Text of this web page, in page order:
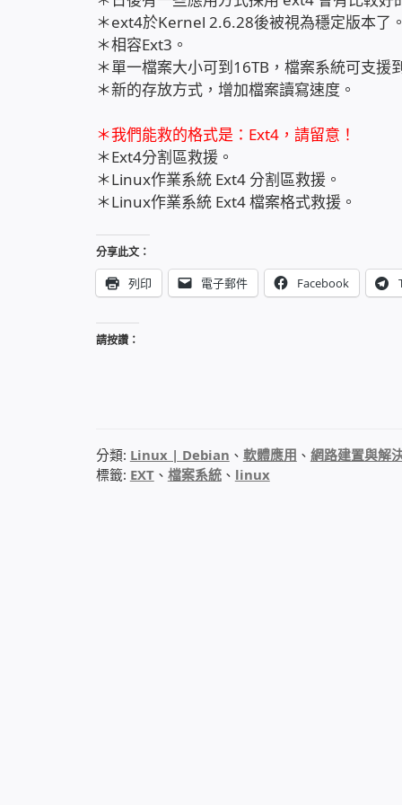
＊ext4於Kernel 2.6.28後被視為穩定版本了。
＊相容Ext3。
＊單一檔案大小可到16TB，檔案系統可支援
＊新的存放方式，增加檔案讀寫速度。
＊我們能救的格式是：Ext4，請留意！
＊Ext4分割區救援。
＊Linux作業系統 Ext4 分割區救援。
＊Linux作業系統 Ext4 檔案格式救援。
分享此文：
列印 電子郵件 Facebook
請按讚：
分類: Linux | Debian 、 軟體應用 、 網路建置與解
標籤: EXT、 檔案系統、 linux